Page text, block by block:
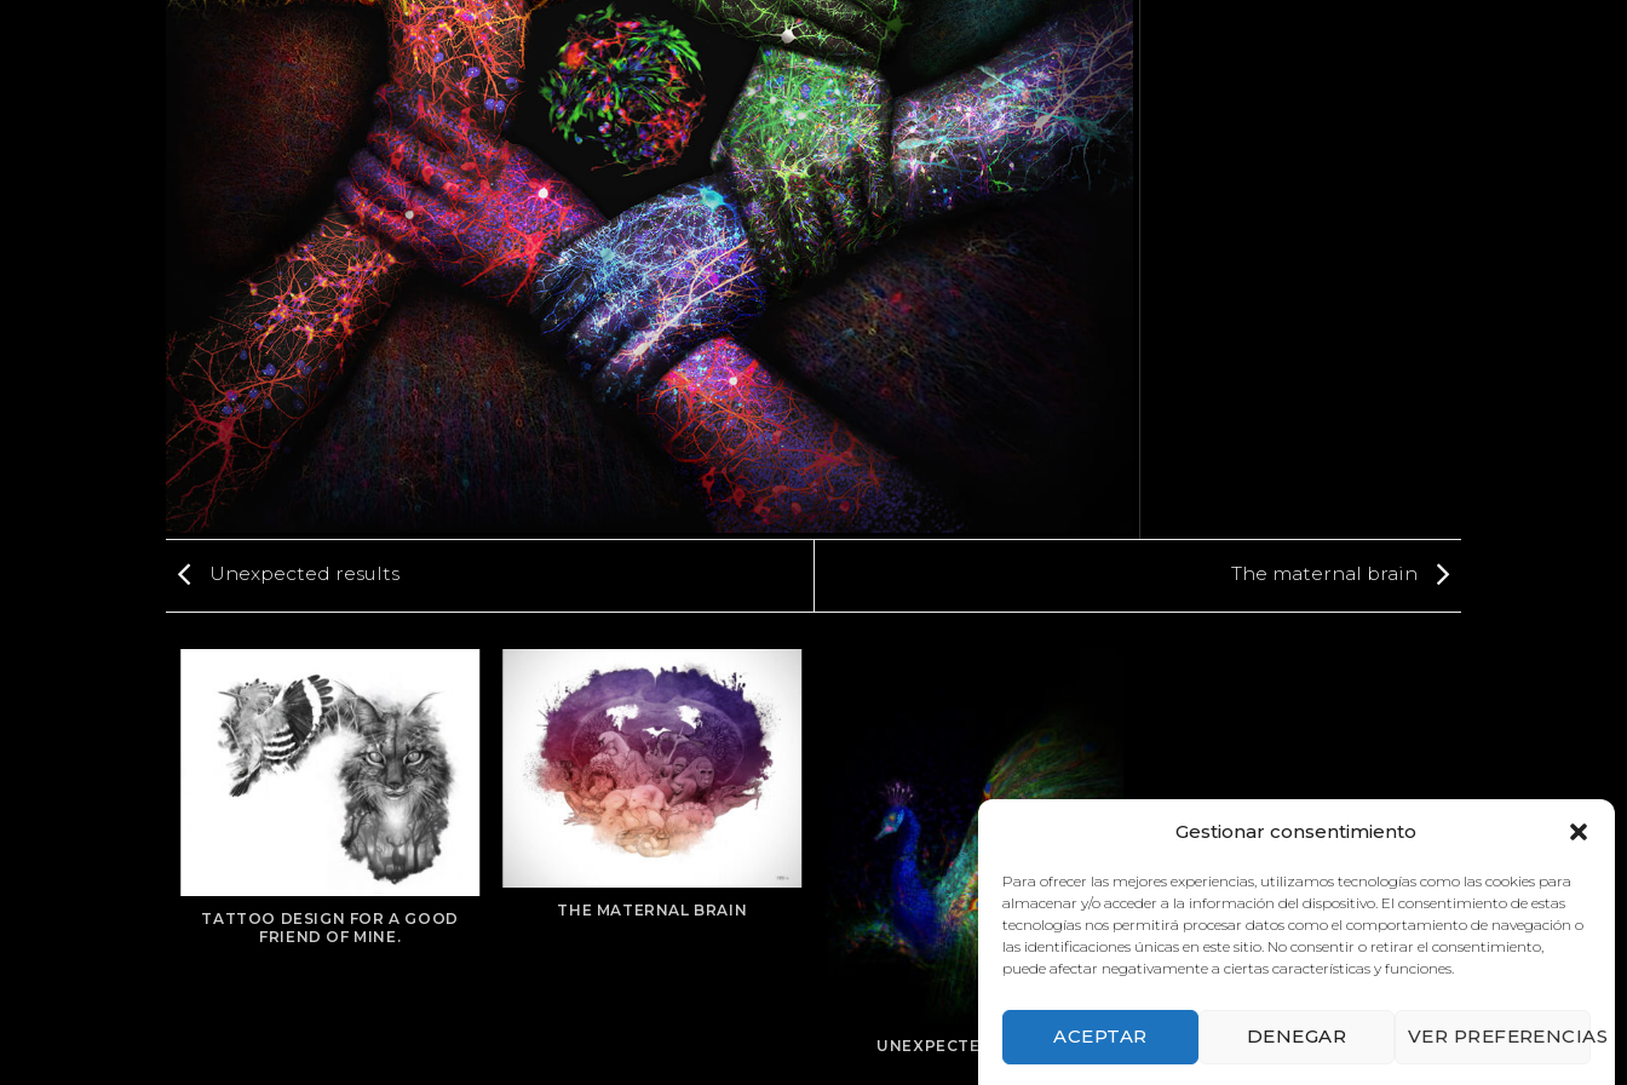
Gestionar consentimiento
Para ofrecer las mejores experiencias, utilizamos tecnologías como las cookies para
almacenar y/o acceder a la información del dispositivo. El consentimiento de estas
tecnologías nos permitirá procesar datos como el comportamiento de navegación o
las identificaciones únicas en este sitio. No consentir o retirar el consentimiento,
puede afectar negativamente a ciertas características y funciones.
ACEPTAR DENEGAR VER PREFERENCIAS
Unexpected results The maternal brain
TATTOO DESIGN FOR A GOOD
FRIEND OF MINE.
THE MATERNAL BRAIN
UNEXPECTED RESULTS